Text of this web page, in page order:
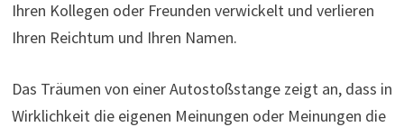
Ihren Kollegen oder Freunden verwickelt und verlieren
Ihren Reichtum und Ihren Namen.
Das Träumen von einer Autostoßstange zeigt an, dass in
Wirklichkeit die eigenen Meinungen oder Meinungen die